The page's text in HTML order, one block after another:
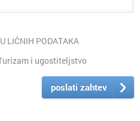
LIČNIH PODATAKA
i ugostiteljstvo
poslati zahtev